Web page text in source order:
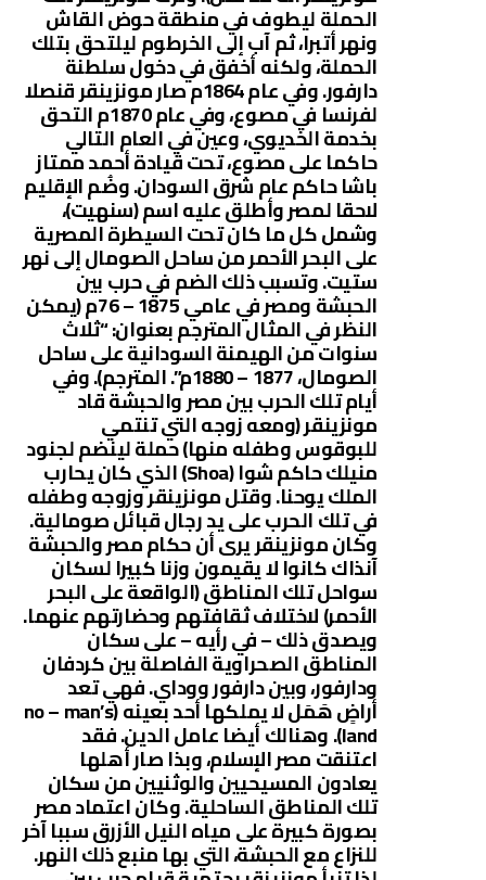
الحملة ليطوف في منطقة حوض القاش
ونهر أتبرا، ثم آب إلى الخرطوم ليلتحق بتلك
الحملة، ولكنه أخفق في دخول سلطنة
دارفور. وفي عام 1864م صار مونزينقر قنصلا
لفرنسا في مصوع، وفي عام 1870م التحق
بخدمة الخديوي، وعين في العام التالي
حاكما على مصوع، تحت قيادة أحمد ممتاز
باشا حاكم عام شرق السودان. وضُم الإقليم
لاحقا لمصر وأطلق عليه اسم (سنهيت)،
وشمل كل ما كان تحت السيطرة المصرية
على البحر الأحمر من ساحل الصومال إلى نهر
ستيت. وتسبب ذلك الضم في حرب بين
الحبشة ومصر في عامي 1875 – 76م (يمكن
النظر في المثال المترجم بعنوان: “ثلاث
سنوات من الهيمنة السودانية على ساحل
الصومال، 1877 – 1880م”. المترجم). وفي
أيام تلك الحرب بين مصر والحبشة قاد
مونزينقر (ومعه زوجه التي تنتمي
للبوقوس وطفله منها) حملة لينضم لجنود
منيلك حاكم شوا (Shoa) الذي كان يحارب
الملك يوحنا. وقتل مونزينقر وزوجه وطفله
في تلك الحرب على يد رجال قبائل صومالية.
وكان مونزينقر يرى أن حكام مصر والحبشة
آنذاك كانوا لا يقيمون وزنا كبيرا لسكان
سواحل تلك المناطق (الواقعة على البحر
الأحمر) لاختلاف ثقافتهم وحضارتهم عنهما.
ويصدق ذلك – في رأيه – على سكان
المناطق الصحراوية الفاصلة بين كردفان
ودارفور، وبين دارفور ووداي. فهي تعد
أراضٍ هَمَل لا يملكها أحد بعينه (no – man’s
land). وهنالك أيضا عامل الدين. فقد
اعتنقت مصر الإسلام، وبذا صار أهلها
يعادون المسيحيين والوثنيين من سكان
تلك المناطق الساحلية. وكان اعتماد مصر
بصورة كبيرة على مياه النيل الأزرق سببا آخر
للنزاع مع الحبشة، التي بها منبع ذلك النهر.